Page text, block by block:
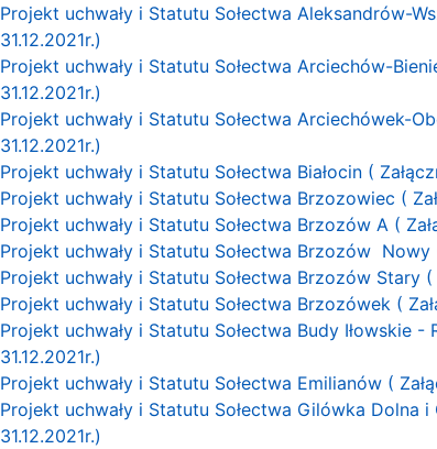
Projekt uchwały i Statutu Sołectwa Aleksandrów-
31.12.2021r.)
Projekt uchwały i Statutu Sołectwa Arciechów-
31.12.2021r.)
Projekt uchwały i Statutu Sołectwa Arciechówek-
31.12.2021r.)
Projekt uchwały i Statutu Sołectwa Białocin (
Projekt uchwały i Statutu Sołectwa Brzozowiec (
Projekt uchwały i Statutu Sołectwa Brzozów A (
Projekt uchwały i Statutu Sołectwa Brzozów Nowy
Projekt uchwały i Statutu Sołectwa Brzozów Stary
Projekt uchwały i Statutu Sołectwa Brzozówek (
Projekt uchwały i Statutu Sołectwa Budy Iłowskie
31.12.2021r.)
Projekt uchwały i Statutu Sołectwa Emilianów (
Projekt uchwały i Statutu Sołectwa Gilówka Dolna
31.12.2021r.)